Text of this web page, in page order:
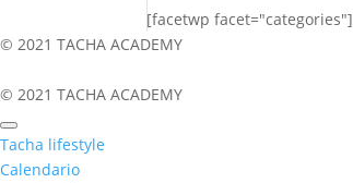
[facetwp facet="categories"]
© 2021 TACHA ACADEMY
© 2021 TACHA ACADEMY
Tacha lifestyle
Calendario